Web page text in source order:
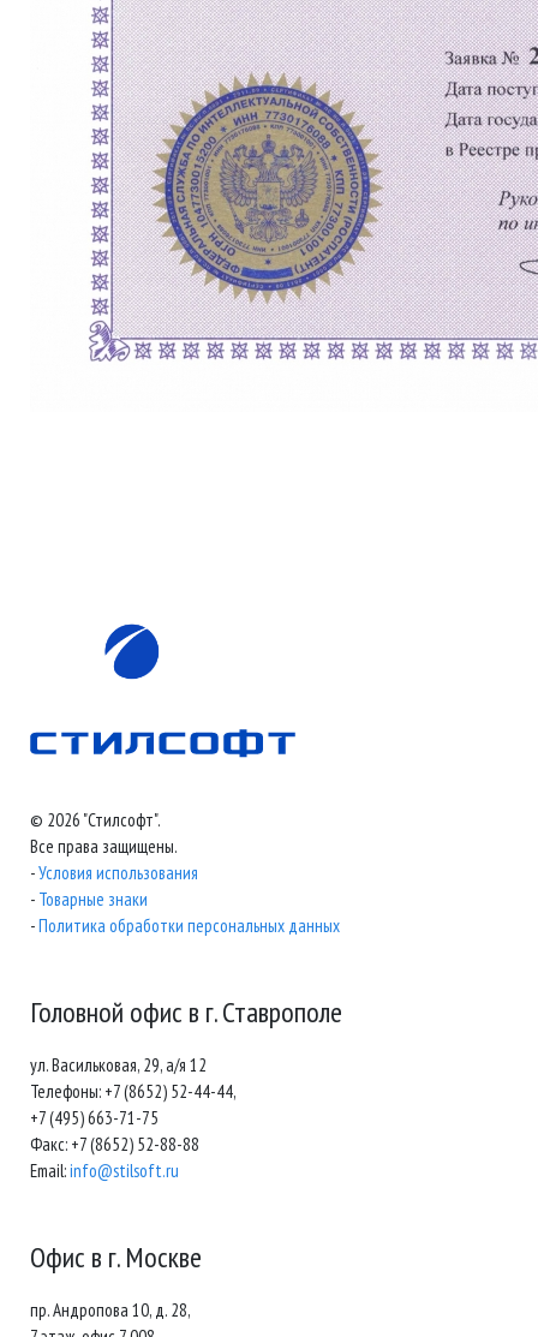
© 2026 "Стилсофт".
Все права защищены.
-Условия использования
- Товарные знаки
-Политика обработки персональных данных
Головной офис в г. Ставрополе
ул. Васильковая, 29, а/я 12
Телефоны: +7 (8652) 52-44-44,
+7 (495) 663-71-75
Факс: +7 (8652) 52-88-88
Email:info@stilsoft.ru
Офис в г. Москве
пр. Андропова 10, д. 28,